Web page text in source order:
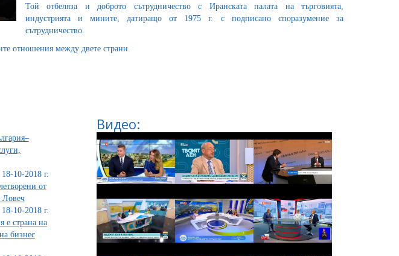
Той отбеляза и доброто сътрудничество с Иранската палата на търговията,
индустрията и мините, датиращо от 1975 г. с подписано споразумение за
сътрудничество.
отношения между двете страни.
18-10-2018 г.
от
Ловеч
18-10-2018 г.
е страна на
бизнес
Видео: